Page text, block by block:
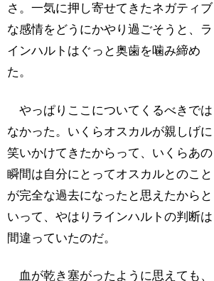
さ。一気に押し寄せてきたネガティブ
な感情をどうにかやり過ごそうと、ラ
インハルトはぐっと奥歯を噛み締め
た。
やっぱりここについてくるべきでは
なかった。いくらオスカルが親しげに
笑いかけてきたからって、いくらあの
瞬間は自分にとってオスカルとのこと
が完全な過去になったと思えたからと
いって、やはりラインハルトの判断は
間違っていたのだ。
血が乾き塞がったように思えても、